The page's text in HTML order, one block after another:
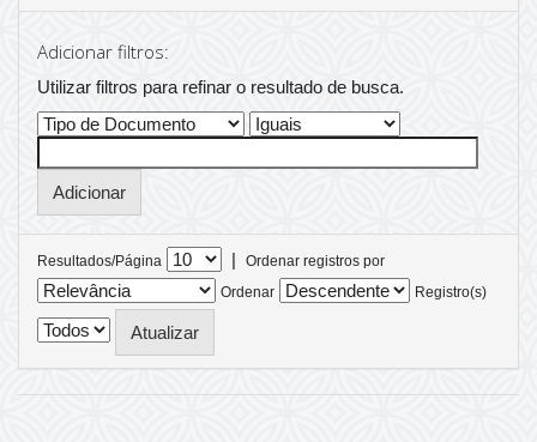
Adicionar filtros:
Utilizar filtros para refinar o resultado de busca.
Resultados/Página |
Ordenar registros por
Ordenar
Registro(s)